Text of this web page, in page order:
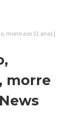
morre aos 51 anos |
morre